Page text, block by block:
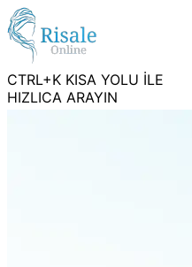
CTRL+K KISA YOLU İLE
HIZLICA ARAYIN